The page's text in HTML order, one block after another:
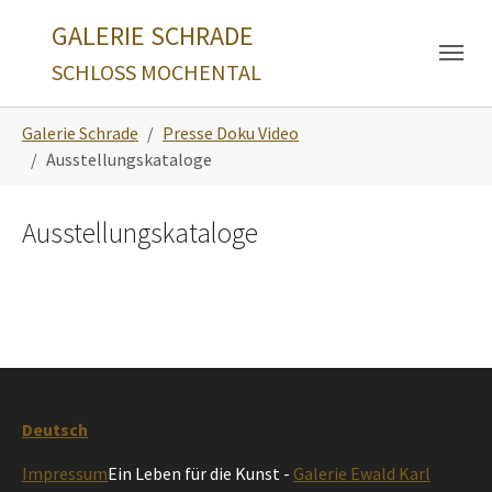
GALERIE SCHRADE
SCHLOSS MOCHENTAL
Galerie Schrade
Presse Doku Video
Ausstellungskataloge
Ausstellungskataloge
Deutsch
ImpressumEin Leben für die Kunst - Galerie Ewald Karl